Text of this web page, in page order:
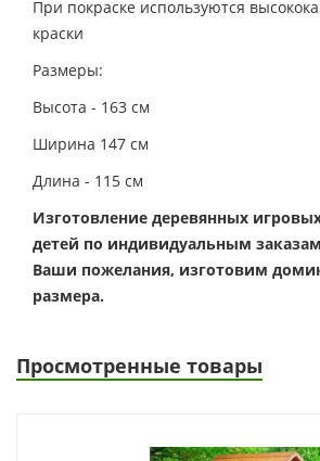
При покраске используются
краски
Размеры:
Высота - 163 см
Ширина 147 см
Длина - 115 см
Изготовление деревянных
детей по индивидуальным
Ваши пожелания, изготовим
размера.
Просмотренные товары